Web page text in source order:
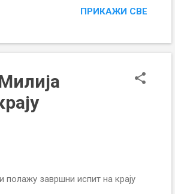
ПРИКАЖИ СВЕ
завршни испит на крају